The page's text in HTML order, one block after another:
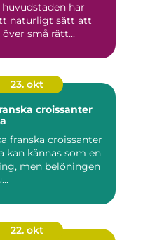
huvudstaden har
naturligt sätt att
små rätt...
23. okt
croissanter
franska croissanter
kan kännas som en
men belöningen
22. okt